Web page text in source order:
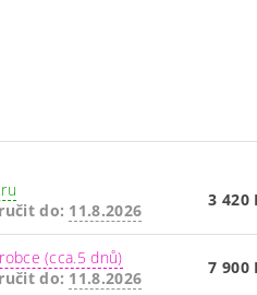
do: 11.8.2026
3 420
(cca.5 dnů)
do: 11.8.2026
7 900